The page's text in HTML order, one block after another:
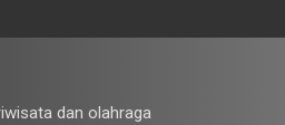
dan olahraga